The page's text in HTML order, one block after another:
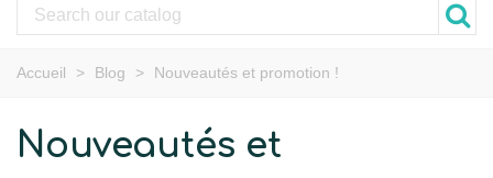
Accueil > Blog > Nouveautés et promotion !
Nouveautés et